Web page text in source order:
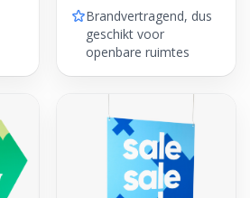
Brandvertragend, dus
geschikt voor
openbare ruimtes